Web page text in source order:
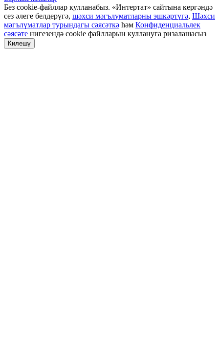
Без cookie-файллар кулланабыз. «Интертат» сайтына кергәндә
сез әлеге белдерүгә, шәхси мәгълүматларны эшкәртүгә, Шәхси
мәгълүматлар турындагы сәясәткә һәм Конфиденциальлек
сәясәте нигезендә cookie файлларын куллануга ризалашасыз
Килешү